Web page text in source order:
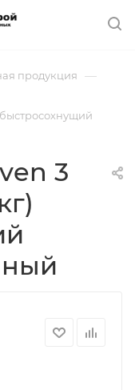
продукция —
быстросохнущий
3